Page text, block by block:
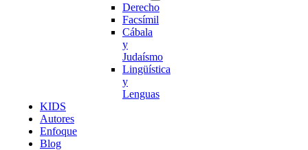
Derecho
Facsímil
Cábala
y
Judaísmo
Lingüística
y
Lenguas
KIDS
Autores
Enfoque
Blog